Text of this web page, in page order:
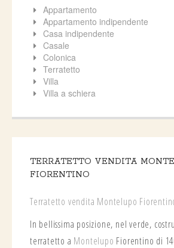
Appartamento
Appartamento indipendente
Casa indipendente
Casale
Colonica
Terratetto
Villa
Villa a schiera
TERRATETTO VENDITA
FIORENTINO
Terratetto vendita Montelupo
In bellissima posizione, nel verde,
terratetto a Montelupo Fiorentino di